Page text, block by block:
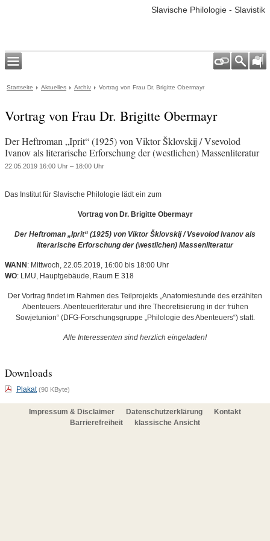
Slavische Philologie - Slavistik
Startseite Aktuelles Archiv Vortrag von Frau Dr. Brigitte Obermayr
Vortrag von Frau Dr. Brigitte Obermayr
Der Heftroman „Iprit“ (1925) von Viktor Šklovskij / Vsevolod
Ivanov als literarische Erforschung der (westlichen) Massenliteratur
22.05.2019 16:00 Uhr – 18:00 Uhr
Das Institut für Slavische Philologie lädt ein zum
Vortrag von Dr. Brigitte Obermayr
Der Heftroman „Iprit“ (1925) von Viktor Šklovskij / Vsevolod Ivanov als
literarische Erforschung der (westlichen) Massenliteratur
WANN : Mittwoch, 22.05.2019, 16:00 bis 18:00 Uhr
WO: LMU, Hauptgebäude, Raum E 318
Der Vortrag findet im Rahmen des Teilprojekts „Anatomiestunde des erzählten
Abenteuers. Abenteuerliteratur und ihre Theoretisierung in der frühen
Sowjetunion“ (DFG-Forschungsgruppe „Philologie des Abenteuers“) statt.
Alle Interessenten sind herzlich eingeladen!
Downloads
Plakat (90 KByte)
Impressum & Disclaimer Datenschutzerklärung
Kontakt
Barrierefreiheit
klassische Ansicht